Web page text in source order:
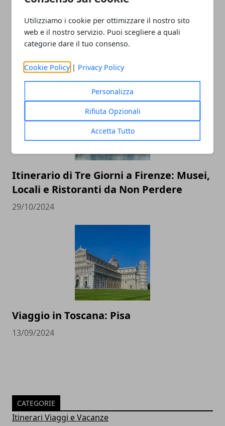
Utilizziamo i cookie per ottimizzare il nostro sito
web e il nostro servizio. Puoi scegliere a quali
categorie dare il tuo consenso.
Cookie Policy | Privacy Policy
Personalizza
Rifiuta Opzionali
Accetta Tutto
Ischia, cosa vedere? I posti più belli e
caratteristici
13/06/2025
Itinerario di Tre Giorni a Firenze: Musei,
Locali e Ristoranti da Non Perdere
29/10/2024
Viaggio in Toscana: Pisa
13/09/2024
CATEGORIE
Itinerari Viaggi e Vacanze